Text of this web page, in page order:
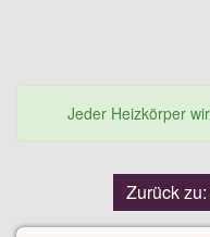
Jeder Heizkörper
Zurück